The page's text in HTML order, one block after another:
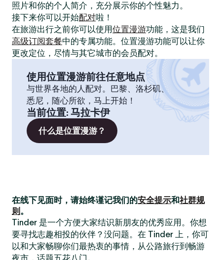
照片和你的个人简介，充分展示你的个性魅力。
接下来你可以开始配对啦！
在旅游出行之前你可以使用位置漫游功能，这是我们
高级订阅套餐中的专属功能。位置漫游功能可以让你
更改定位，尽情与其它城市的会员配对。
使用位置漫游前往任意地点
与世界各地的人配对。巴黎、洛杉矶、
悉尼，随心所欲，马上开始！
当前位置: 马拉卡伊
什么是位置漫游？
在线下见面时，请始终谨记我们的安全提示和社群规
则 。
Tinder 是一个方便大家结识新朋友的优秀应用。你想
要寻找志趣相投的伙伴？没问题。在 Tinder 上，你可
以和大家畅聊你们最热衷的事情，从公路旅行到畅游
夜市，话题五花八门。